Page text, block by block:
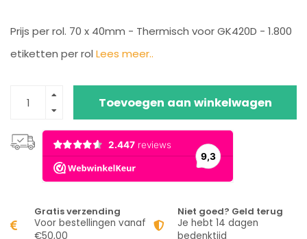
Prijs per rol. 70 x 40mm - Thermisch voor GK420D - 1.800
etiketten per rol Lees meer..
Toevoegen aan winkelwagen
Gratis verzending
Voor bestellingen vanaf
€50,00
Niet goed? Geld terug
Je hebt 14 dagen
bedenktijd